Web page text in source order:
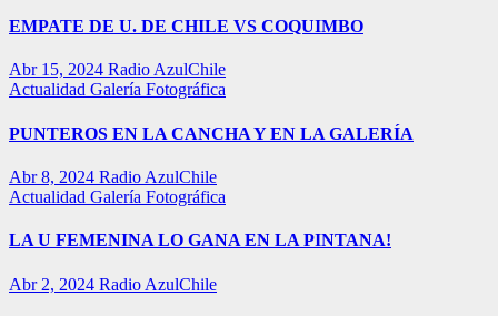
EMPATE DE U. DE CHILE VS COQUIMBO
Abr 15, 2024 Radio AzulChile
Actualidad Galería Fotográfica
PUNTEROS EN LA CANCHA Y EN LA GALERÍA
Abr 8, 2024 Radio AzulChile
Actualidad Galería Fotográfica
LA U FEMENINA LO GANA EN LA PINTANA!
Abr 2, 2024 Radio AzulChile